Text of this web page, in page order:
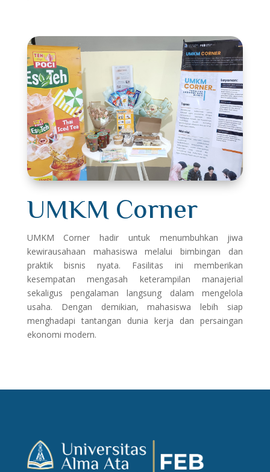
UMKM Corner
UMKM Corner hadir untuk menumbuhkan jiwa
kewirausahaan mahasiswa melalui bimbingan dan
praktik bisnis nyata. Fasilitas ini memberikan
kesempatan mengasah keterampilan manajerial
sekaligus pengalaman langsung dalam mengelola
usaha. Dengan demikian, mahasiswa lebih siap
menghadapi tantangan dunia kerja dan persaingan
ekonomi modern.